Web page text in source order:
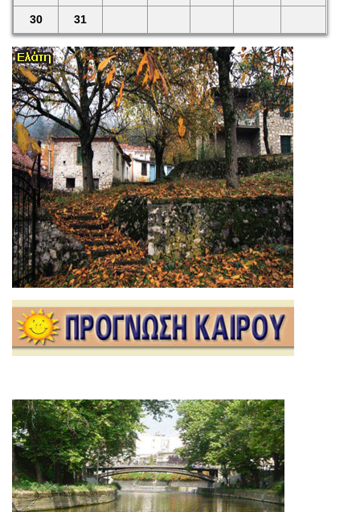
30 31